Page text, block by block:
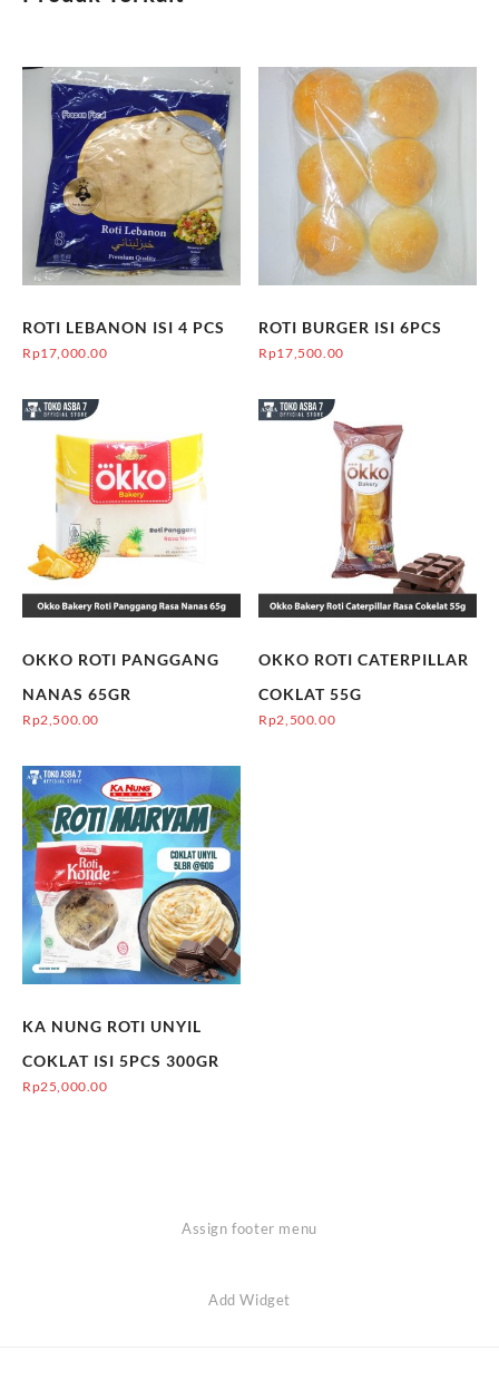
ROTI LEBANON ISI 4 PCS
Rp17,000.00
ROTI BURGER ISI 6PCS
Rp17,500.00
OKKO ROTI PANGGANG
NANAS 65GR
Rp2,500.00
OKKO ROTI CATERPILLAR
COKLAT 55G
Rp2,500.00
KA NUNG ROTI UNYIL
COKLAT ISI 5PCS 300GR
Rp25,000.00
Assign footer menu
Add Widget